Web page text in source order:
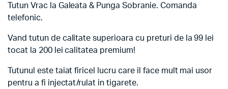
Tutun Vrac la Galeata & Punga Sobranie. Comanda
telefonic.
Vand tutun de calitate superioara cu preturi de la 99 lei
tocat la 200 lei calitatea premium!
Tutunul este taiat firicel lucru care il face mult mai usor
pentru a fi injectat/rulat in tigarete.